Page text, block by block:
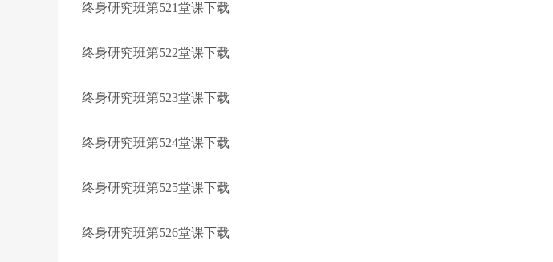
终身研究班第521堂课下载
终身研究班第522堂课下载
终身研究班第523堂课下载
终身研究班第524堂课下载
终身研究班第525堂课下载
终身研究班第526堂课下载